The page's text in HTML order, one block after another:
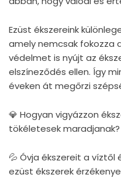
Ezüst ékszereink
amely nemcsak fokozza
védelmet is nyújt az
elszíneződés ellen. Így
éveken át megőrzi
💎 Hogyan vigyázzon
tökéletesek maradjanak?
💦 Óvja ékszereit a víztől
ezüst ékszerek